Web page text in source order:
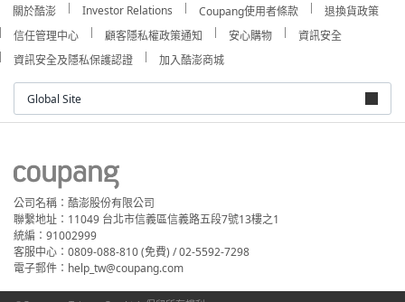
關於酷澎 Investor Relations Coupang使用者條款
退換貨政策
信任管理中心
顧客隱私權政策通知 安心購物
資訊安全
資訊安全及隱私保護認證
加入酷澎商城
Global Site
公司名稱：酷澎股份有限公司
聯繫地址：11049 台北市信義區信義路五段7號13樓之1
統編：91002999
客服中心：0809-088-810 (免費) / 02-5592-7298
電子郵件：help_tw@coupang.com